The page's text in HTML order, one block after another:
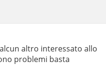
altro interessato allo
problemi basta